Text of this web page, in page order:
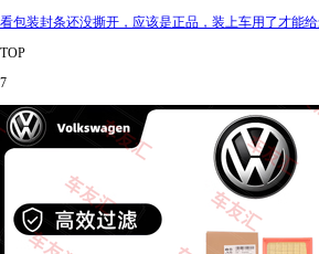
看包装封条还没撕开，应该是正品，装上车用了才能
TOP
7